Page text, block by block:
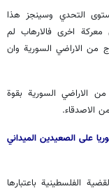
التحدي وسينجز هذا
اخرى فالارهاب لم
الاراضي السورية وان
الاراضي السورية بقوة
الاصدقاء.
على الصعيدين الميداني
الفلسطينية باعتبارها